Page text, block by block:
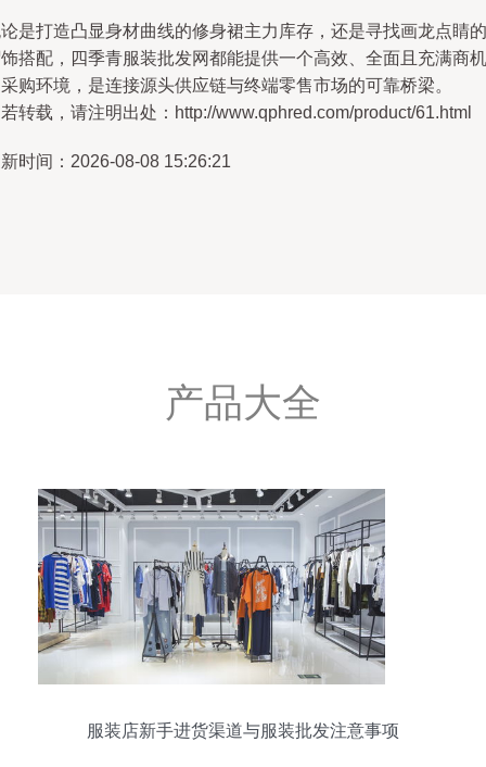
是打造凸显身材曲线的修身裙主力库存，还是寻找画龙点睛的
搭配，四季青服装批发网都能提供一个高效、全面且充满商机
购环境，是连接源头供应链与终端零售市场的可靠桥梁。
转载，请注明出处：http://www.qphred.com/product/61.html
时间：2026-08-08 15:26:21
产品大全
服装店新手进货渠道与服装批发注意事项